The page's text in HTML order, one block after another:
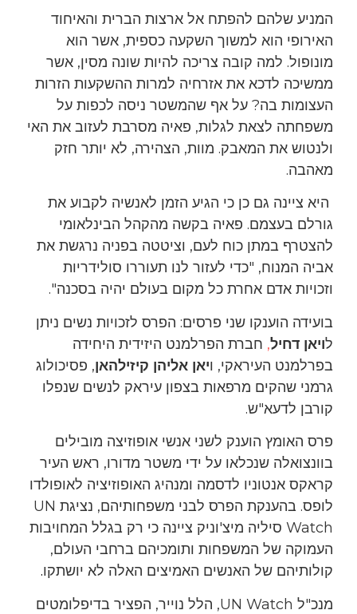
המניע שלהם להפתח אל ארצות הברית והאיחוד
האירופי הוא למשוך השקעה כספית, אשר הוא
מונופול. למה קובה צריכה להיות שונה מסין, אשר
ממשיכה לדכא את אזרחיה למרות ההשקעות הזרות
העצומות בה? על אף שהמשטר ניסה לכפות על
משפחתה לצאת לגלות, פאיה מסרבת לעזוב את האי
ולנטוש את המאבק. מוות, הצהירה, לא יותר חזק
מאהבה.
היא ציינה גם כן כי הגיע הזמן לאנשיה לקבוע את
גורלם בעצמם. פאיה בקשה מהקהל הבינלאומי
להצטרף במתן כוח לעם, וציטטה בפניה נרגשת את
אביה המנוח, "כדי לעזור לנו תעוררו סולידריות
וזכויות אדם אחרת כל מקום בעולם יהיה בסכנה".
בועידה הוענקו שני פרסים: הפרס לזכויות נשים ניתן
לויאן דחיל, חברת הפרלמנט היזידית היחידה
בפרלמנט העיראקי, ויאן אליהן קיזילהאן, פסיכולוג
גרמני שהקים מרפאות בצפון עיראק לנשים שנפלו
קורבן לדעא"ש.
פרס האומץ הוענק לשני אנשי אופוזיצה מובילים
בוונצואלה שנכלאו על ידי משטר מדורו, ראש העיר
קראקס אנטוניו לדסמה ומנהיג האופוזיציה לאופולדו
לופס. בהענקת הפרס לבני משפחותיהם, נציגת UN
Watch סיליה מיצ'וניק ציינה כי רק בגלל המחויבות
העמוקה של המשפחות ותומכיהם ברחבי העולם,
קולותיהם של האנשים האמיצים האלה לא יושתקו.
מנכ"ל UN Watch, הלל נוייר, הפציר בדיפלומטים